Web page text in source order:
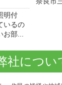
明付
いるの
部...
社につい